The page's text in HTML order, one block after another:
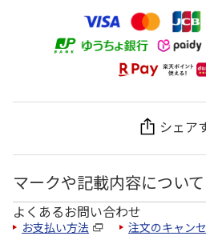
シェア
マークや記載内容について
よくあるお問い合わせ
お支払い方法 注文のキャン